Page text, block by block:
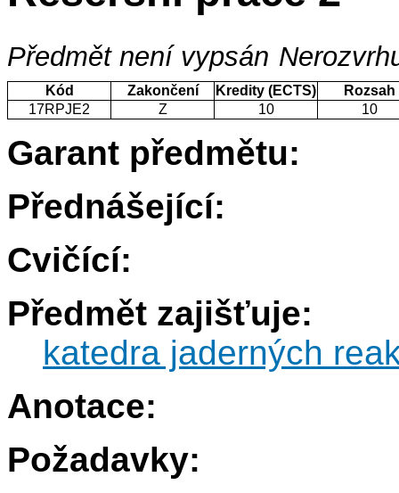
Předmět není vypsán
Kód Zakončení Kredity (ECTS)
Rozsah
17RPJE2
Z 10 10
Garant předmětu:
Přednášející:
Cvičící:
Předmět zajišťuje:
katedra jaderných
Anotace:
Požadavky: